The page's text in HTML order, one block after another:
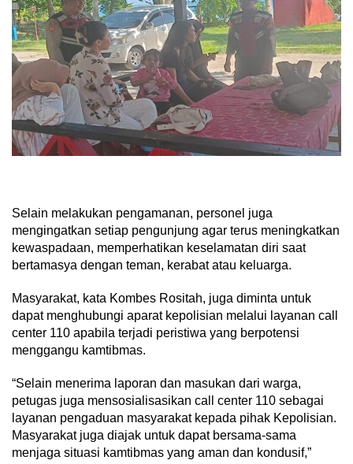
Selain melakukan pengamanan, personel juga
mengingatkan setiap pengunjung agar terus meningkatkan
kewaspadaan, memperhatikan keselamatan diri saat
bertamasya dengan teman, kerabat atau keluarga.
Masyarakat, kata Kombes Rositah, juga diminta untuk
dapat menghubungi aparat kepolisian melalui layanan call
center 110 apabila terjadi peristiwa yang berpotensi
menggangu kamtibmas.
“Selain menerima laporan dan masukan dari warga,
petugas juga mensosialisasikan call center 110 sebagai
layanan pengaduan masyarakat kepada pihak Kepolisian.
Masyarakat juga diajak untuk dapat bersama-sama
menjaga situasi kamtibmas yang aman dan kondusif,”